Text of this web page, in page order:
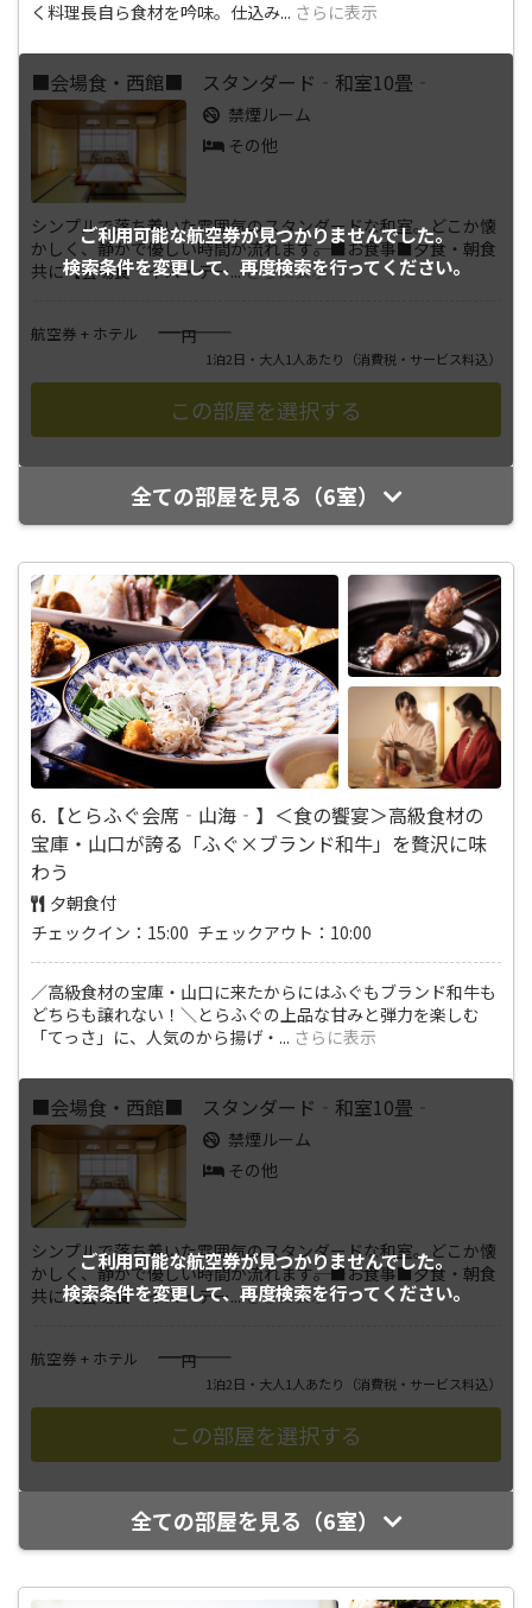
く料理長自ら食材を吟味。仕込み... さらに表示
ご利用可能な航空券が見つかりませんでした。
検索条件を変更して、 再度検索を行ってください。
■会場食・西館■ スタンダード‐和室10畳‐
禁煙ルーム
その他
シンプルで落ち着いた雰囲気のスタンダードな和室。どこか懐
かしく、静かで優しい時間が流れます――。■お食事■夕食・朝食
共に【会場食‐イス・テー...さらに表示
航空券 + ホテル ――――円
1泊2日・大人1人あたり （消費税・サービス料込）
全ての部屋を見る（6室）
6.【とらふぐ会席‐山海‐】＜食の饗宴＞高級食材の
宝庫・山口が誇る「ふぐ×ブランド和牛」を贅沢に味
わう
夕朝食付
チェックイン：15:00 チェックアウト：10:00
／高級食材の宝庫・山口に来たからにはふぐもブランド和牛も
どちらも譲れない！＼とらふぐの上品な甘みと弾力を楽しむ
「てっさ」に、人気のから揚げ・ ... さらに表示
ご利用可能な航空券が見つかりませんでした。
検索条件を変更して、 再度検索を行ってください。
■会場食・西館■ スタンダード‐和室10畳‐
禁煙ルーム
その他
シンプルで落ち着いた雰囲気のスタンダードな和室。どこか懐
かしく、静かで優しい時間が流れます――。■お食事■夕食・朝食
共に【会場食‐イス・テー...さらに表示
航空券 + ホテル ――――円
1泊2日・大人1人あたり （消費税・サービス料込）
全ての部屋を見る（6室）